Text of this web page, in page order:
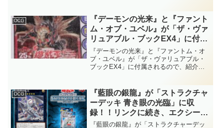
【遊戯王OCG】
り、更にはEXデッキのリソース回復まで
行えるのは凄い……。【遊戯王OCG】
OCG
『デーモンの光来』と『ファント
ム・オブ・ユベル』が「ザ・ヴァ
リュアブル・ブックEX4」に付
属！！『光の黄金櫃』関連カード
に『デーモンの召喚』のリメイ
ク！！『ユベル』の新たな融合モ
【遊戯王OCG】
『デーモンの光来』と『ファントム・オ
ブ・ユベル』が「ザ・ヴァリュアブル・
ブックEX4」に付属されるので、紹介し
ク！！『ユベル』の新たな融合モンスタ
ーも墓地融合が強い！！【遊戯王OCG】
OCG
『藍眼の銀龍』が「ストラクチャ
ーデッキ 青き眼の光臨」に収
録！！リンクに続き、エクシーズ
モンスターまでも「ブルーアイ
『藍眼の銀龍』が「ストラクチャーデッ